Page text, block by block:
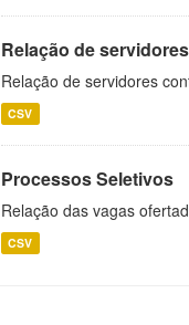
Relação de
Relação de servidores
CSV
Processos Seletivos
Relação das vagas
CSV